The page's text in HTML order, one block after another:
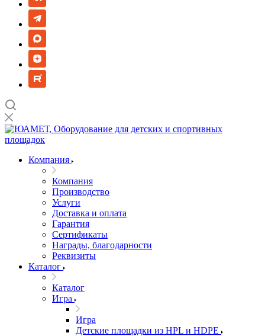
Компания
Компания
Производство
Услуги
Доставка и оплата
Гарантия
Сертификаты
Награды, благодарности
Реквизиты
Каталог
Каталог
Игра
Игра
Детские площадки из HPL и HDPE